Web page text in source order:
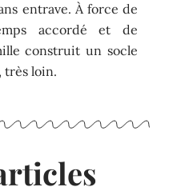
entrave. À force de
accordé et de
construit un socle
très loin.